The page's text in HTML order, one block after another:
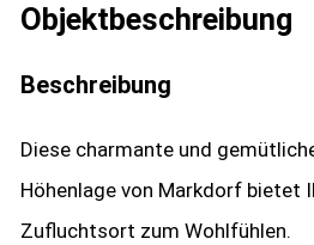
Objekt­beschreibung
Beschreibung
Diese charmante und
Höhenlage von Markdorf bietet
Zufluchtsort zum Wohlfühlen.